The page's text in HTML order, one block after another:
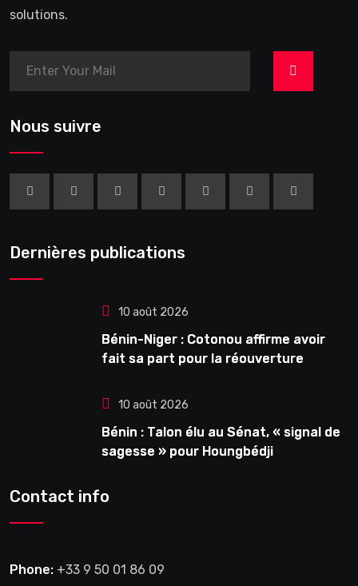
solutions.
>
Nous suivre
Dernières publications
10 août 2026
Bénin-Niger : Cotonou affirme avoir
fait sa part pour la réouverture
10 août 2026
Bénin : Talon élu au Sénat, « signal de
sagesse » pour Houngbédji
Contact info
Phone: +33 9 50 01 86 09